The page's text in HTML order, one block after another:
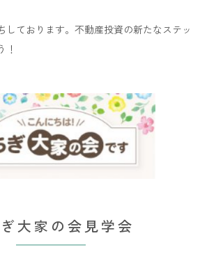
しております。不動産投資の新たなステッ
！
大家の会見学会